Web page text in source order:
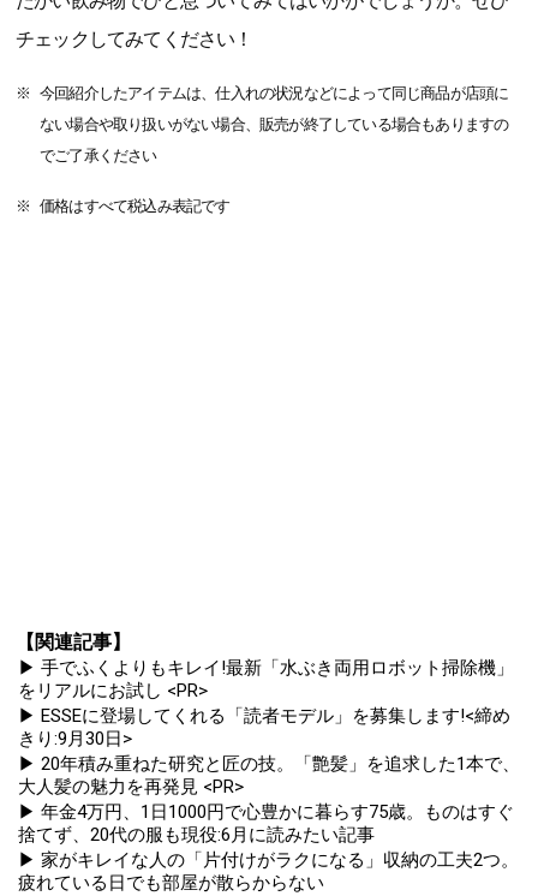
チェックしてみてください！
今回紹介したアイテムは、仕入れの状況などによって同じ商品が店頭に
ない場合や取り扱いがない場合、販売が終了している場合もありますの
でご了承ください
価格はすべて税込み表記です
【関連記事】
▶ 手でふくよりもキレイ!最新「水ぶき両用ロボット掃除機」
をリアルにお試し <PR>
▶ ESSEに登場してくれる「読者モデル」を募集します!<締め
きり:9月30日>
▶ 20年積み重ねた研究と匠の技。「艶髪」を追求した1本で、
大人髪の魅力を再発見 <PR>
▶ 年金4万円、1日1000円で心豊かに暮らす75歳。ものはすぐ
捨てず、20代の服も現役:6月に読みたい記事
▶ 家がキレイな人の「片付けがラクになる」収納の工夫2つ。
疲れている日でも部屋が散らからない